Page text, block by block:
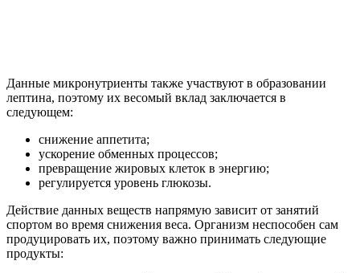
Данные микронутриенты также участвуют в образовании
лептина, поэтому их весомый вклад заключается в
следующем:
снижение аппетита;
ускорение обменных процессов;
превращение жировых клеток в энергию;
регулируется уровень глюкозы.
Действие данных веществ напрямую зависит от занятий
спортом во время снижения веса. Организм неспособен сам
продуцировать их, поэтому важно принимать следующие
продукты: